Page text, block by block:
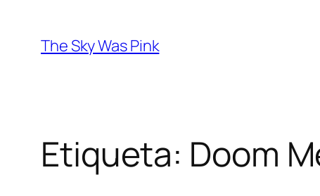
contenido
The Sky Was Pink
Etiqueta: Doom